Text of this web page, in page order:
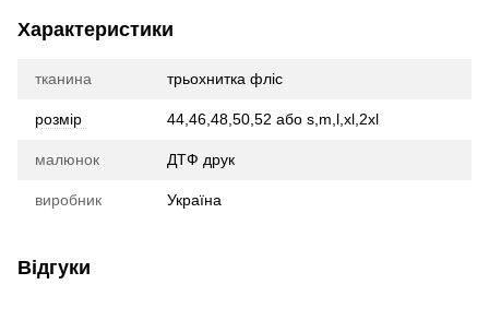
Характеристики
тканина трьохнитка фліс
розмір 44,46,48,50,52 або s,m,l,xl,2xl
малюнок ДТФ друк
виробник Україна
Відгуки